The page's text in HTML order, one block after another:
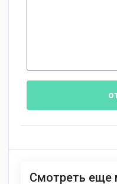
Смотреть еще